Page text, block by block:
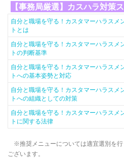
【事務局厳選】カスハラ対策
自分と職場を守る！カスタマーハラス
トとは
自分と職場を守る！カスタマーハラス
トの判断基準
自分と職場を守る！カスタマーハラス
トへの基本姿勢と対応
自分と職場を守る！カスタマーハラス
トへの組織としての対策
自分と職場を守る！カスタマーハラス
トに関する法律
※推奨メニューについては適宜選別を
ございます。